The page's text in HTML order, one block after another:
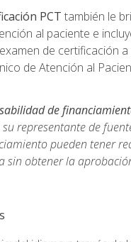
PCT también le
al paciente e
de certificación
de Atención al
de
su representante de
pueden tener
sin obtener la